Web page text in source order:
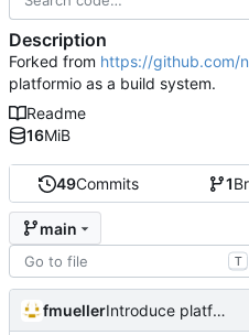
49Commits 1
main
T
fmueller Introduce platformio as build system
Description
Forked from https://github.com/
platformio as a build system.
Readme
16MiB